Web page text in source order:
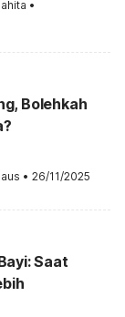
•
Bolehkah
• 26/11/2025
Saat